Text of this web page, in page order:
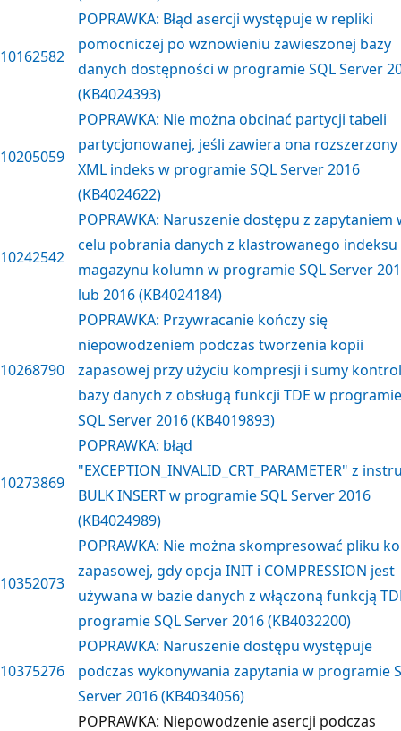
10162582
POPRAWKA: Błąd asercji występuje w repliki
pomocniczej po wznowieniu zawieszonej bazy
danych dostępności w programie SQL Server
(KB4024393)
10205059
POPRAWKA: Nie można obcinać partycji tabeli
partycjonowanej, jeśli zawiera ona
XML indeks w programie SQL Server 2016
(KB4024622)
10242542
POPRAWKA: Naruszenie dostępu z zapytaniem
celu pobrania danych z klastrowanego indeksu
magazynu kolumn w programie SQL Server
lub 2016 (KB4024184)
10268790
POPRAWKA: Przywracanie kończy się
niepowodzeniem podczas tworzenia kopii
zapasowej przy użyciu kompresji i sumy
bazy danych z obsługą funkcji TDE w programie
SQL Server 2016 (KB4019893)
10273869
POPRAWKA: błąd
"EXCEPTION_INVALID_CRT_PARAMETER" z
BULK INSERT w programie SQL Server 2016
(KB4024989)
10352073
POPRAWKA: Nie można skompresować pliku
zapasowej, gdy opcja INIT i COMPRESSION jest
używana w bazie danych z włączoną funkcją
programie SQL Server 2016 (KB4032200)
10375276
POPRAWKA: Naruszenie dostępu występuje
podczas wykonywania zapytania w programie
Server 2016 (KB4034056)
POPRAWKA: Niepowodzenie asercji podczas